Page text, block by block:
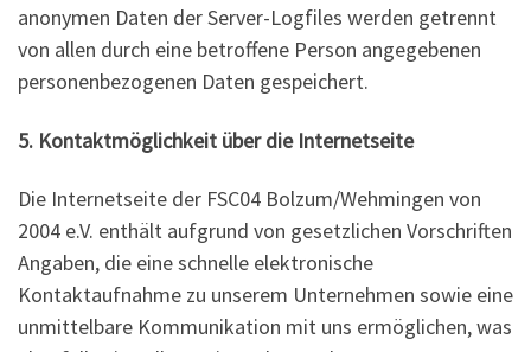
anonymen Daten der Server-Logfiles werden getrennt
von allen durch eine betroffene Person angegebenen
personenbezogenen Daten gespeichert.
5. Kontaktmöglichkeit über die Internetseite
Die Internetseite der FSC04 Bolzum/Wehmingen von
2004 e.V. enthält aufgrund von gesetzlichen Vorschriften
Angaben, die eine schnelle elektronische
Kontaktaufnahme zu unserem Unternehmen sowie eine
unmittelbare Kommunikation mit uns ermöglichen, was